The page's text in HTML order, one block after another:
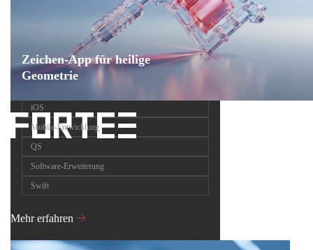
Zeichen-App für heilige
Geometrie
iOS
Mobile-Entwicklung
QS
Software-Erweiterung
Swift
Mehr erfahren